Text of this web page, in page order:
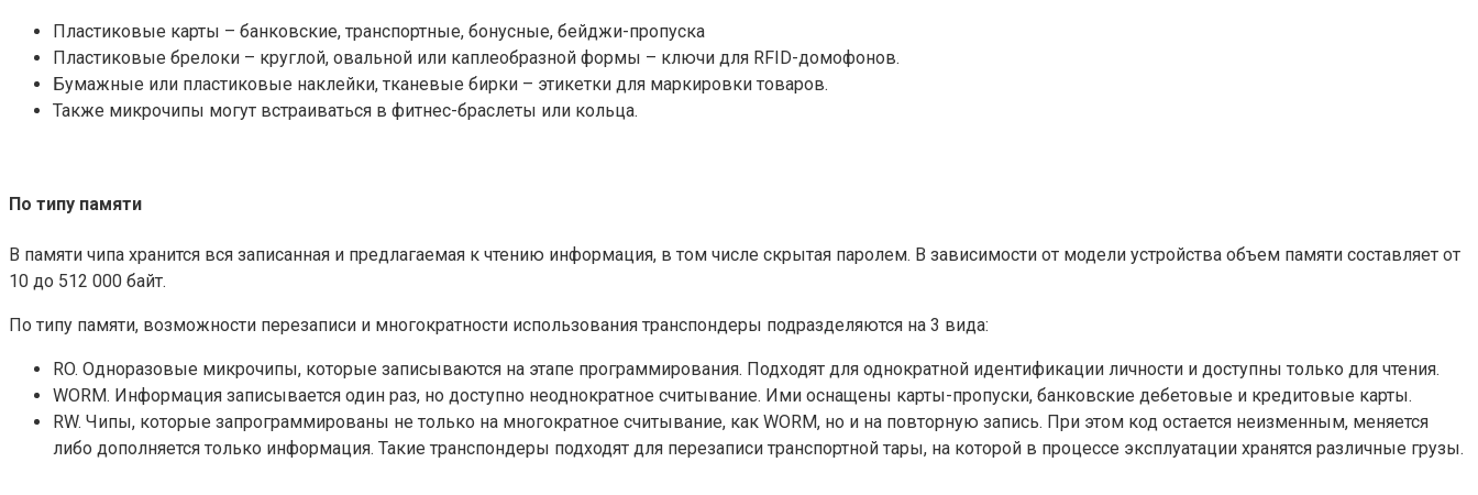
Пластиковые карты – банковские, транспортные, бонусные, бейджи-пропуска
Пластиковые брелоки – круглой, овальной или каплеобразной формы – ключи для RFID-домофонов.
Бумажные или пластиковые наклейки, тканевые бирки – этикетки для маркировки товаров.
Также микрочипы могут встраиваться в фитнес-браслеты или кольца.
По типу памяти
В памяти чипа хранится вся записанная и предлагаемая к чтению информация, в том числе скрытая паролем. В зависимости от модели устройства объем памяти составляет от
10 до 512 000 байт.
По типу памяти, возможности перезаписи и многократности использования транспондеры подразделяются на 3 вида:
RO. Одноразовые микрочипы, которые записываются на этапе программирования. Подходят для однократной идентификации личности и доступны только для чтения.
WORM. Информация записывается один раз, но доступно неоднократное считывание. Ими оснащены карты-пропуски, банковские дебетовые и кредитовые карты.
RW. Чипы, которые запрограммированы не только на многократное считывание, как WORM, но и на повторную запись. При этом код остается неизменным, меняется
либо дополняется только информация. Такие транспондеры подходят для перезаписи транспортной тары, на которой в процессе эксплуатации хранятся различные грузы.